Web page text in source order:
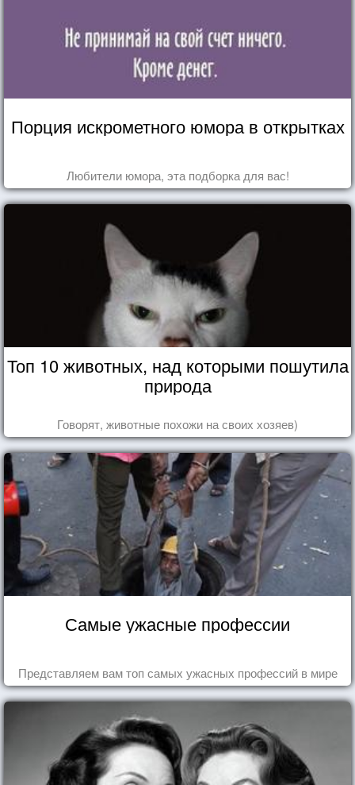
Порция искрометного юмора в открытках
Любители юмора, эта подборка для вас!
Топ 10 животных, над которыми пошутила
природа
Говорят, животные похожи на своих хозяев)
Самые ужасные профессии
Представляем вам топ самых ужасных профессий в мире